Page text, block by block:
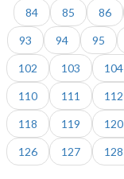
84 85 86
93 94 95
102 103 104
110 111 112
118 119 120
126 127 128